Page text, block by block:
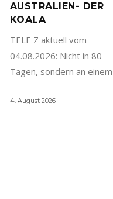
AUSTRALIEN- DER
KOALA
TELE Z aktuell vom
04.08.2026: Nicht in 80
Tagen, sondern an einem
4. August 2026